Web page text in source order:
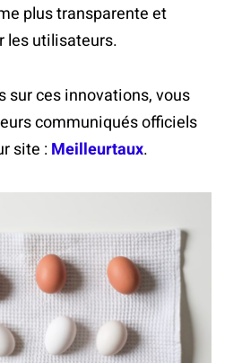
plus transparente et
les utilisateurs.
sur ces innovations, vous
communiqués officiels
site :Meilleurtaux.